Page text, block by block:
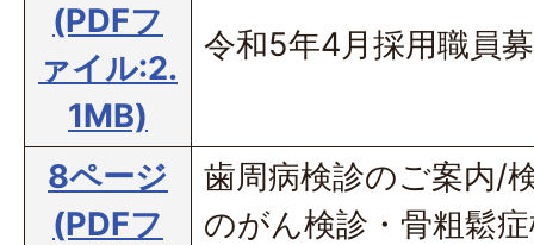
(PDFフ
ァイル:2.
1MB)
令和5年4月採用職員
8ページ
(PDFフ
歯周病検診のご案内/
のがん検診・骨粗鬆